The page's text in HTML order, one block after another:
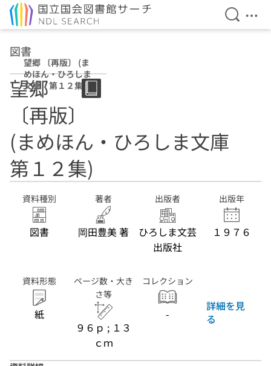
検索を
メ
図書
望郷 〔再版〕 (ま
めほん・ひろしま
文庫 第１２集)
望郷
〔再版〕
(まめほん・ひろしま文庫
第１２集)
資料種別
図書
著者
岡田豊美 著
出版者
ひろしま文芸
出版社
出版年
１９７６
資料形態
紙
ページ数・大き
さ等
９６ｐ ; １３
ｃｍ
コレクション
-
詳細を見
る